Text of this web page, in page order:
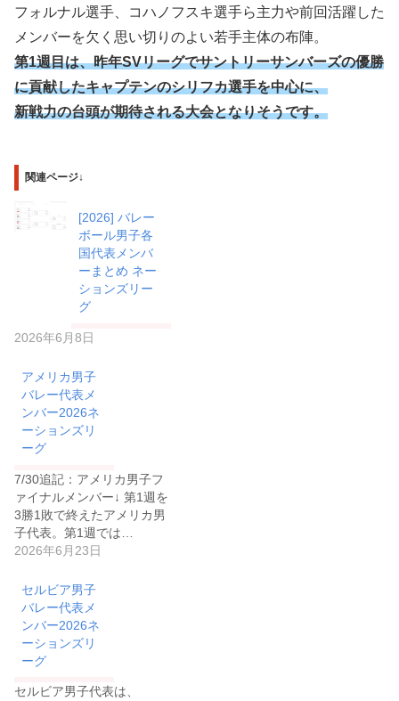
フォルナル選手、コハノフスキ選手ら主力や前回活躍した
メンバーを欠く思い切りのよい若手主体の布陣。
第1週目は、昨年SVリーグでサントリーサンバーズの優勝
に貢献したキャプテンのシリフカ選手を中心に、
新戦力の台頭が期待される大会となりそうです。
関連ページ↓
[2026] バレー
ボール男子各
国代表メンバ
ーまとめ ネー
ションズリー
グ
2026年6月8日
アメリカ男子
バレー代表メ
ンバー2026ネ
ーションズリ
ーグ
7/30追記：アメリカ男子フ
ァイナルメンバー↓ 第1週を
3勝1敗で終えたアメリカ男
子代表。第1週では…
2026年6月23日
セルビア男子
バレー代表メ
ンバー2026ネ
ーションズリ
ーグ
セルビア男子代表は、